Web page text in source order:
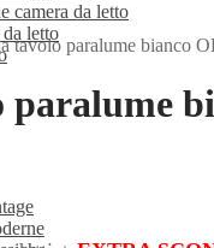
camera da letto
letto
tavolo paralume bianco
paralume